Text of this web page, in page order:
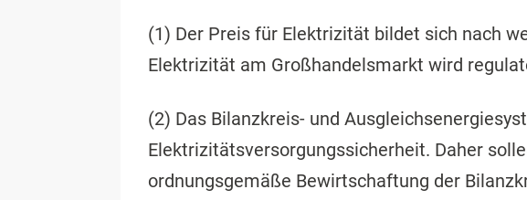
(1) Der Preis für Elektrizität bildet sich nach
Elektrizität am Großhandelsmarkt wird
(2) Das Bilanzkreis- und
Elektrizitätsversorgungssicherheit. Daher
ordnungsgemäße Bewirtschaftung der